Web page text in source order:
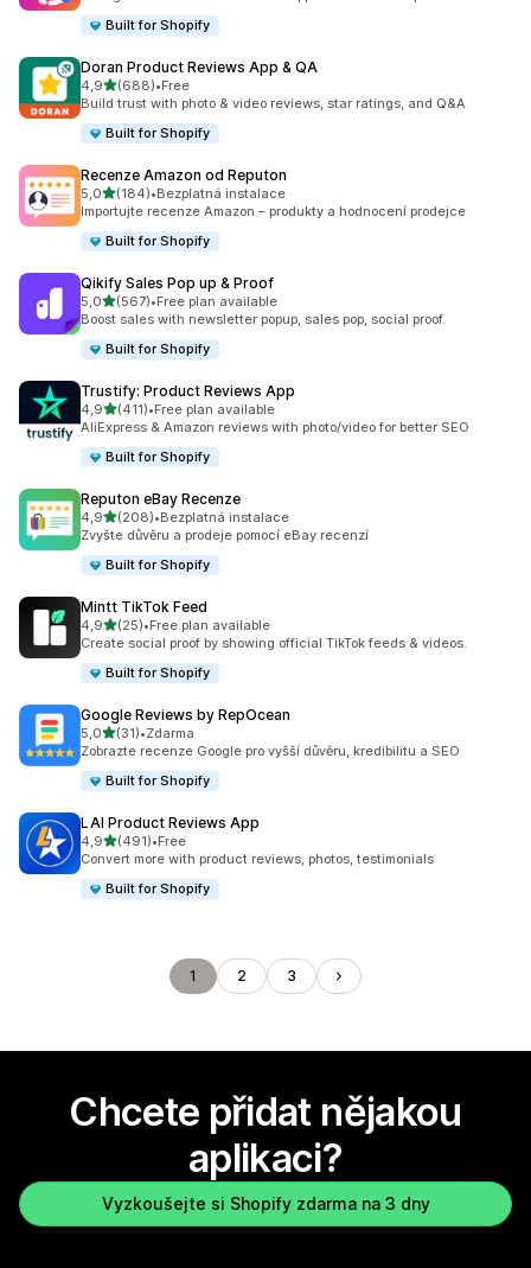
Built for Shopify
Doran Product Reviews App & QA
4,9z 5 hvězd
(688)
Celkový počet recenzí: 688
•Free
Build trust with photo & video reviews, star ratings, and Q&A
Built for Shopify
Recenze Amazon od Reputon
5,0z 5 hvězd
(184)
Celkový počet recenzí: 184
•Bezplatná instalace
Importujte recenze Amazon – produkty a hodnocení prodejce
Built for Shopify
Qikify Sales Pop up & Proof
5,0z 5 hvězd
(567)
Celkový počet recenzí: 567
•Free plan available
Boost sales with newsletter popup, sales pop, social proof.
Built for Shopify
Trustify: Product Reviews App
4,9z 5 hvězd
(411)
Celkový počet recenzí: 411
•Free plan available
AliExpress & Amazon reviews with photo/video for better SEO
Built for Shopify
Reputon eBay Recenze
4,9z 5 hvězd
(208)
Celkový počet recenzí: 208
•Bezplatná instalace
Zvyšte důvěru a prodeje pomocí eBay recenzí
Built for Shopify
Mintt TikTok Feed
4,9z 5 hvězd
(25)
Celkový počet recenzí: 25
•Free plan available
Create social proof by showing official TikTok feeds & videos.
Built for Shopify
Google Reviews by RepOcean
5,0z 5 hvězd
(31)
Celkový počet recenzí: 31
•Zdarma
Zobrazte recenze Google pro vyšší důvěru, kredibilitu a SEO
Built for Shopify
LAI Product Reviews App
4,9z 5 hvězd
(491)
Celkový počet recenzí: 491
•Free
Convert more with product reviews, photos, testimonials
Built for Shopify
1 2 3
Chcete přidat nějakou
aplikaci?
Vyzkoušejte si Shopify zdarma na 3 dny